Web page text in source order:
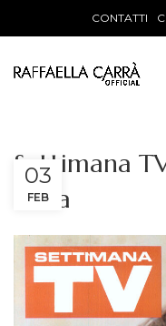
CONTATTI
Settimana
Italia
03
FEB